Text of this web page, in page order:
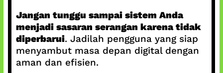
Jangan tunggu sampai sistem Anda
menjadi sasaran serangan karena tidak
diperbarui. Jadilah pengguna yang siap
menyambut masa depan digital dengan
aman dan efisien.